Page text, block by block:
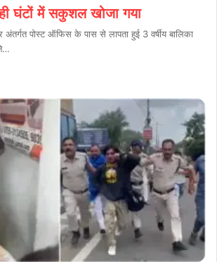
घंटों में सकुशल खोजा गया
अंतर्गत पोस्ट ऑफिस के पास से लापता हुई 3 वर्षीय बालिका